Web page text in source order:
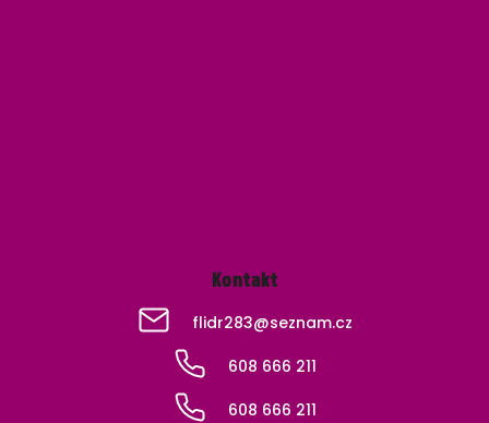
Kontakt
flidr283@seznam.cz
608 666 211
608 666 211